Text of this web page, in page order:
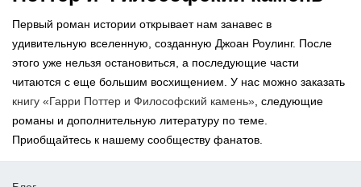
Первый роман истории открывает нам занавес в
удивительную вселенную, созданную Джоан Роулинг. После
этого уже нельзя остановиться, а последующие части
читаются с еще большим восхищением. У нас можно заказать
книгу «Гарри Поттер и Философский камень» , следующие
романы и дополнительную литературу по теме.
Приобщайтесь к нашему сообществу фанатов.